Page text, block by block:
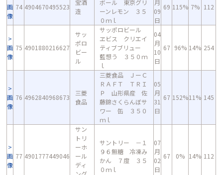
画
像
74 4904670495523
宝酒
造
ボール 東京グリ
ーンレモン ３５
０ｍｌ
月
09
日
69 115% 7% 112
画
像
75 4901880216627
サッ
ポロ
ビー
ル
サッポロビール
ヱビス クリエイ
ティブブリュー
藍想う ３５０ｍ
ｌ
04
月
10
日
67 96% 14% 254
画
像
76 4962840968673
三菱
食品
三菱食品 ＪーＣ
ＲＡＦＴ ＴＲＩ
Ｐ 山形県産 佐
藤錦さくらんぼサ
ワー 缶 ３５０
ｍｌ
05
月
31
日
67 152%11% 145
画
像
77 4901777449046
サン
トリ
ーホ
ール
ディ
サントリー －１
９６無糖 冷凍み
かん ７度 ３５
０ｍｌ
07
月
02
日
67 0% 14% 112